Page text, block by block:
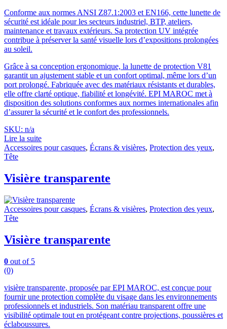
Conforme aux normes ANSI Z87.1:2003 et EN166, cette lunette de
sécurité est idéale pour les secteurs industriel, BTP, ateliers,
maintenance et travaux extérieurs. Sa protection UV intégrée
contribue à préserver la santé visuelle lors d’expositions prolongées
au soleil.
Grâce à sa conception ergonomique, la lunette de protection V81
garantit un ajustement stable et un confort optimal, même lors d’un
port prolongé. Fabriquée avec des matériaux résistants et durables,
elle offre clarté optique, fiabilité et longévité. EPI MAROC met à
disposition des solutions conformes aux normes internationales afin
d’assurer la sécurité et le confort des professionnels.
SKU: n/a
Lire la suite
Accessoires pour casques, Écrans & visières, Protection des yeux,
Tête
Visière transparente
Accessoires pour casques, Écrans & visières, Protection des yeux,
Tête
Visière transparente
0 out of 5
(0)
visière transparente, proposée par EPI MAROC, est conçue pour
fournir une protection complète du visage dans les environnements
professionnels et industriels. Son matériau transparent offre une
visibilité optimale tout en protégeant contre projections, poussières et
éclaboussures.